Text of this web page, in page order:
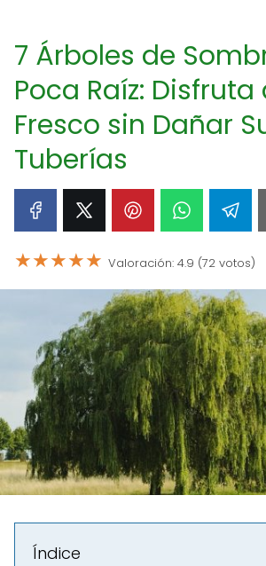
7 Árboles de
Poca Raíz: Disfruta
Fresco sin Dañar
Tuberías
★★★★★ Valoración: 4.9 (72 votos)
Índice